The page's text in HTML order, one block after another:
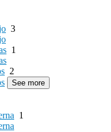
3
1
2
See more
1